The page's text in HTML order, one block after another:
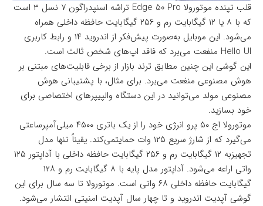
قلب تپنده موتورولا Edge 50 Pro تراشه اسنپدراگون ۷ نسل ۳ است
که با ۸ یا ۱۲ گیگابایت رم و ۲۵۶ گیگابایت حافظه داخلی همراه
می‌شود. این موبایل به‌صورت پیش‌فکر از اندروید ۱۴ و رابط کاربری
Hello UI منفعت می‌برد که فاقد اپ‌های شخص ثالث است.
این گوشی این چنین مطابق ترند بازار از برخی قابلیت‌های مبتنی بر
هوش مصنوعی منفعت می‌برد. برای مثال، با پشتیبانی هوش
مصنوعی مولد می‌توانید در این دستگاه والپیپرهای اختصاصی برای
خود بسازید.
موتورولا اج ۵۰ پرو انرژی خود را از یک باتری ۴۵۰۰ میلی‌آمپرساعتی
می‌گیرد که از شارژ سریع ۱۲۵ وات حمایتمی‌کند. یقیناً تنها مدل
تجهیزبه ۱۲ گیگابایت رم و ۲۵۶ گیگابایت حافظه داخلی با آداپتور ۱۲۵
واتی اراعه می‌شود. آداپتور مدل پایه با ۸ گیگابایت رم و ۱۲۸
گیگابایت حافظه داخلی ۶۸ واتی است. موتورولا تا سه سال برای این
گوشی آپدیت اندروید و تا چهار سال آپدیت امنیتی انتشار می‌شود.